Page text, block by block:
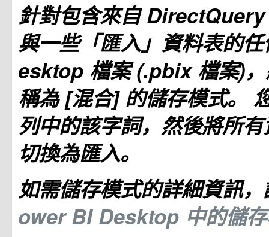
針對包含來自
與一些「匯入」資料表的
esktop 檔案 (.pbix 檔案)
稱為 [混合] 的儲存模式。
列中的該字詞，然後將所
切換為匯入。
如需儲存模式的詳細資訊
ower BI Desktop 中的儲